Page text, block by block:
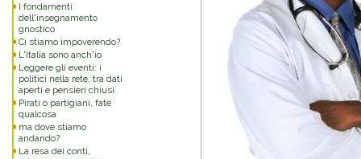
I fondamenti
dell'insegnamento
gnostico
Ci stiamo impoverendo?
L'Italia sono anch'io
Leggere gli eventi: i
politici nella rete, tra dati
aperti e pensieri chiusi
Pirati o partigiani, fate
qualcosa
ma dove stiamo
andando?
La resa dei conti,